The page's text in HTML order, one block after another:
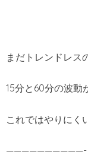
まだトレンドレス
15分と60分の波動
これではやりにく
——————————-